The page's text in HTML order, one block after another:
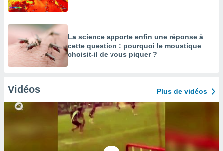
La science apporte enfin une réponse à
cette question : pourquoi le moustique
choisit-il de vous piquer ?
Vidéos Plus de vidéos